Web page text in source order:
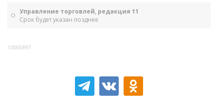
Управление торговлей, редакция 11
Срок будет указан позднее
10005897